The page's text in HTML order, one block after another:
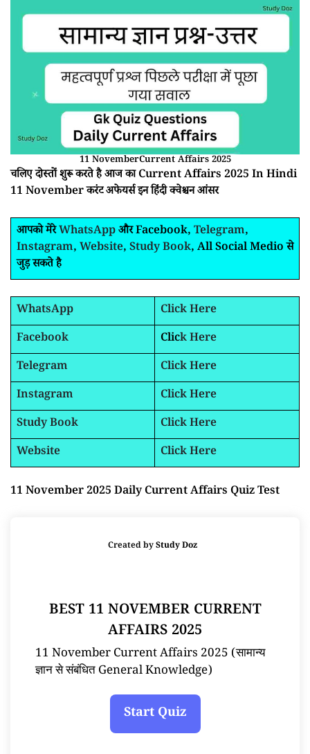
11 NovemberCurrent Affairs 2025
चलिए दोस्तों शुरू करते है आज का Current Affairs 2025 In Hindi
11 November करंट अफेयर्स इन हिंदी क्वेश्चन आंसर
आपको मेरेWhatsAppऔर Facebook, Telegram,
Instagram, Website, Study Book, All Social Medio से
जुड़ सकते है
WhatsApp
Click Here
Facebook
Click Here
Telegram
Click Here
Instagram
Click Here
Study Book
Click Here
Website
Click Here
11 November 2025 Daily Current Affairs Quiz Test
Created byStudy Doz
BEST 11 NOVEMBER CURRENT
AFFAIRS 2025
11 November Current Affairs 2025 (सामान्य
ज्ञान से संबंधित General Knowledge)